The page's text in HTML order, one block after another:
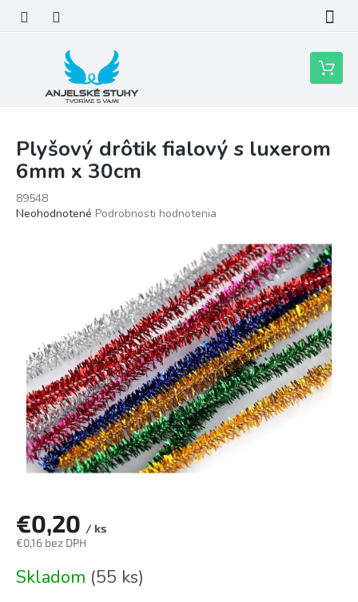
obsah
Nákupný
košík
Plyšový drôtik fialový s luxerom
6mm x 30cm
89548
Priemerné
Neohodnotené Podrobnosti hodnotenia
€0,20 / ks
€0,16 bez DPH
cena:
Skladom (55 ks)